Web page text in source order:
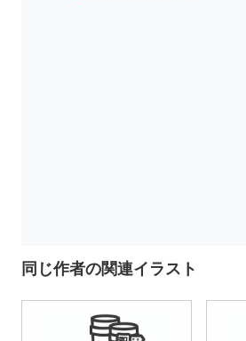
同じ作者の関連イラスト